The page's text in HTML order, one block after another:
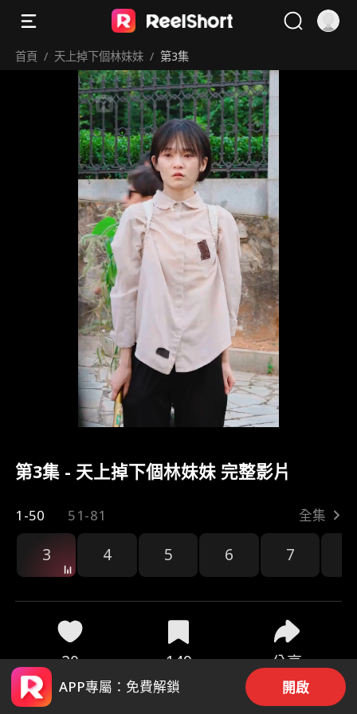
首頁 / 天上掉下個林妹妹 / 第3集
第3集 - 天上掉下個林妹妹 完整影片
1-50 51-81 全集
3 4 5 6 7
20 149 分享
APP專屬：免費解鎖 開啟